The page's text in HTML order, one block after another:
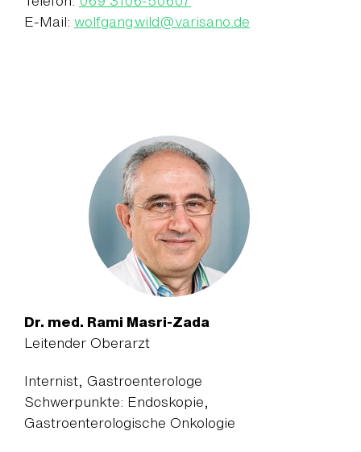
E-Mail: wolfgang.wild@varisano.de
Dr. med. Rami Masri-Zada
Leitender Oberarzt
Internist, Gastroenterologe
Schwerpunkte: Endoskopie,
Gastroenterologische Onkologie